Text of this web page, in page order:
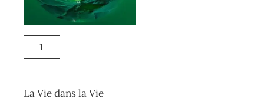
La Vie dans la Vie